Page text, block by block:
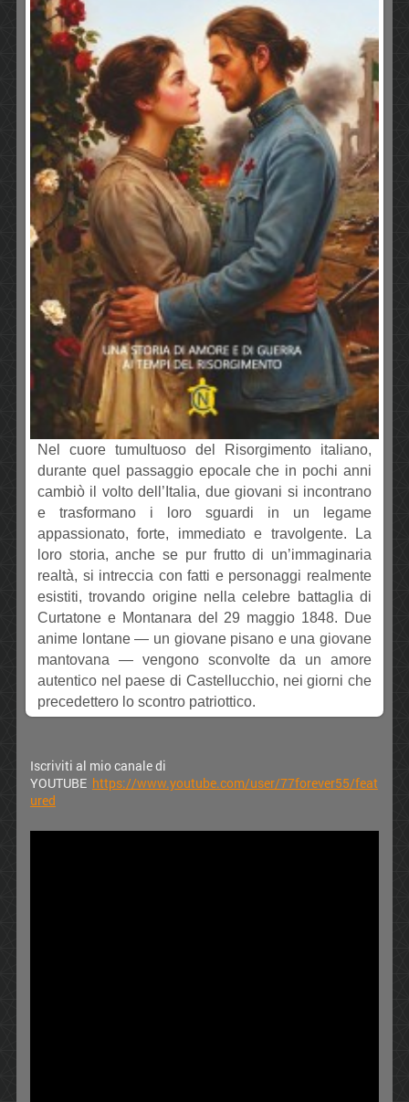
Nel cuore tumultuoso del Risorgimento italiano,
durante quel passaggio epocale che in pochi anni
cambiò il volto dell’Italia, due giovani si incontrano
e trasformano i loro sguardi in un legame
appassionato, forte, immediato e travolgente. La
loro storia, anche se pur frutto di un’immaginaria
realtà, si intreccia con fatti e personaggi realmente
esistiti, trovando origine nella celebre battaglia di
Curtatone e Montanara del 29 maggio 1848. Due
anime lontane — un giovane pisano e una giovane
mantovana — vengono sconvolte da un amore
autentico nel paese di Castellucchio, nei giorni che
precedettero lo scontro patriottico.
Iscriviti al mio canale di
YOUTUBE https://www.youtube.com/user/77forever55/feat
ured